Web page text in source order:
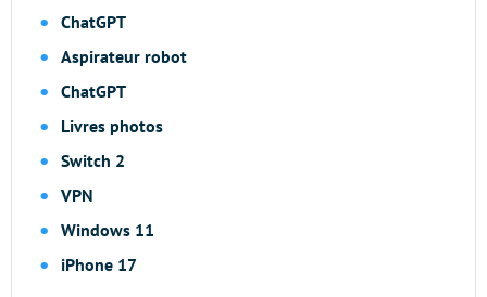
ChatGPT
Aspirateur robot
ChatGPT
Livres photos
Switch 2
VPN
Windows 11
iPhone 17